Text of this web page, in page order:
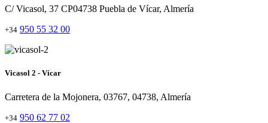
C/ Vicasol, 37 CP04738 Puebla de Vícar, Almería
+34 950 55 32 00
Vicasol 2 - Vícar
Carretera de la Mojonera, 03767, 04738, Almería
+34 950 62 77 02